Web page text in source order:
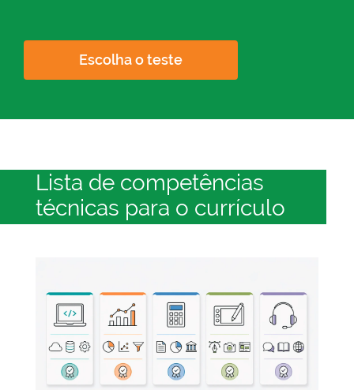
Escolha o teste
Lista de competências
técnicas para o currículo